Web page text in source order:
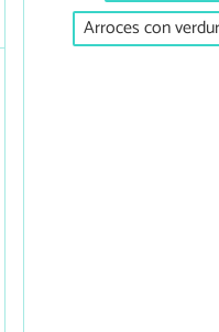
Arroces con